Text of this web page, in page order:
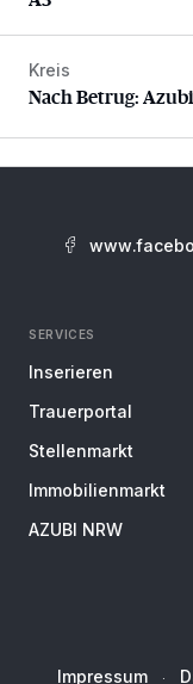
Nach Betrug:
Kreis
Nach Betrug:
SERVICES
Inserieren
Trauerportal
Stellenmarkt
Immobilienmarkt
AZUBI NRW
Impressum